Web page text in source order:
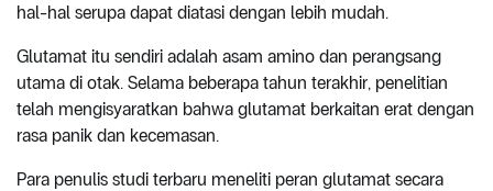
hal-hal serupa dapat diatasi dengan lebih mudah.
Glutamat itu sendiri adalah asam amino dan perangsang
utama di otak. Selama beberapa tahun terakhir, penelitian
telah mengisyaratkan bahwa glutamat berkaitan erat dengan
rasa panik dan kecemasan.
Para penulis studi terbaru meneliti peran glutamat secara